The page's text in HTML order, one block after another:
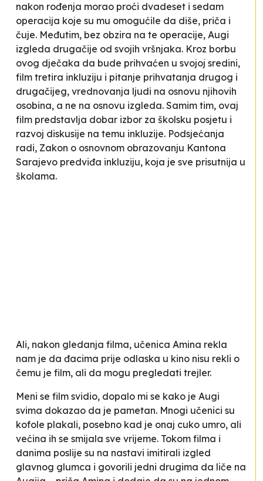
nakon rođenja morao proći dvadeset i sedam
operacija koje su mu omogućile da diše, priča i
čuje. Međutim, bez obzira na te operacije, Augi
izgleda drugačije od svojih vršnjaka. Kroz borbu
ovog dječaka da bude prihvaćen u svojoj sredini,
film tretira inkluziju i pitanje prihvatanja drugog i
drugačijeg, vrednovanja ljudi na osnovu njihovih
osobina, a ne na osnovu izgleda. Samim tim, ovaj
film predstavlja dobar izbor za školsku posjetu i
razvoj diskusije na temu inkluzije. Podsjećanja
radi, Zakon o osnovnom obrazovanju Kantona
Sarajevo predviđa inkluziju, koja je sve prisutnija u
školama.
Ali, nakon gledanja filma, učenica Amina rekla
nam je da đacima prije odlaska u kino nisu rekli o
čemu je film, ali da mogu pregledati trejler.
Meni se film svidio, dopalo mi se kako je Augi
svima dokazao da je pametan. Mnogi učenici su
kofole plakali, posebno kad je onaj cuko umro, ali
većina ih se smijala sve vrijeme. Tokom filma i
danima poslije su na nastavi imitirali izgled
glavnog glumca i govorili jedni drugima da liče na